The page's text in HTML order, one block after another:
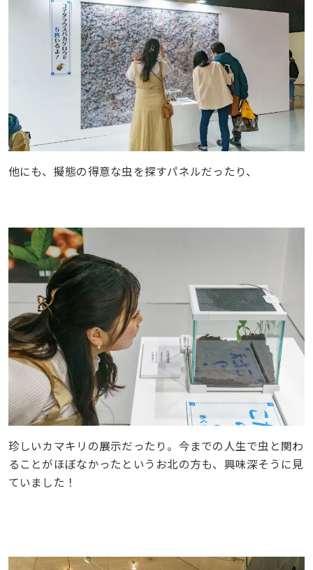
他にも、擬態の得意な虫を探すパネルだったり、
珍しいカマキリの展示だったり。今までの人生で虫と関わ
ることがほぼなかったというお北の方も、興味深そうに見
ていました！